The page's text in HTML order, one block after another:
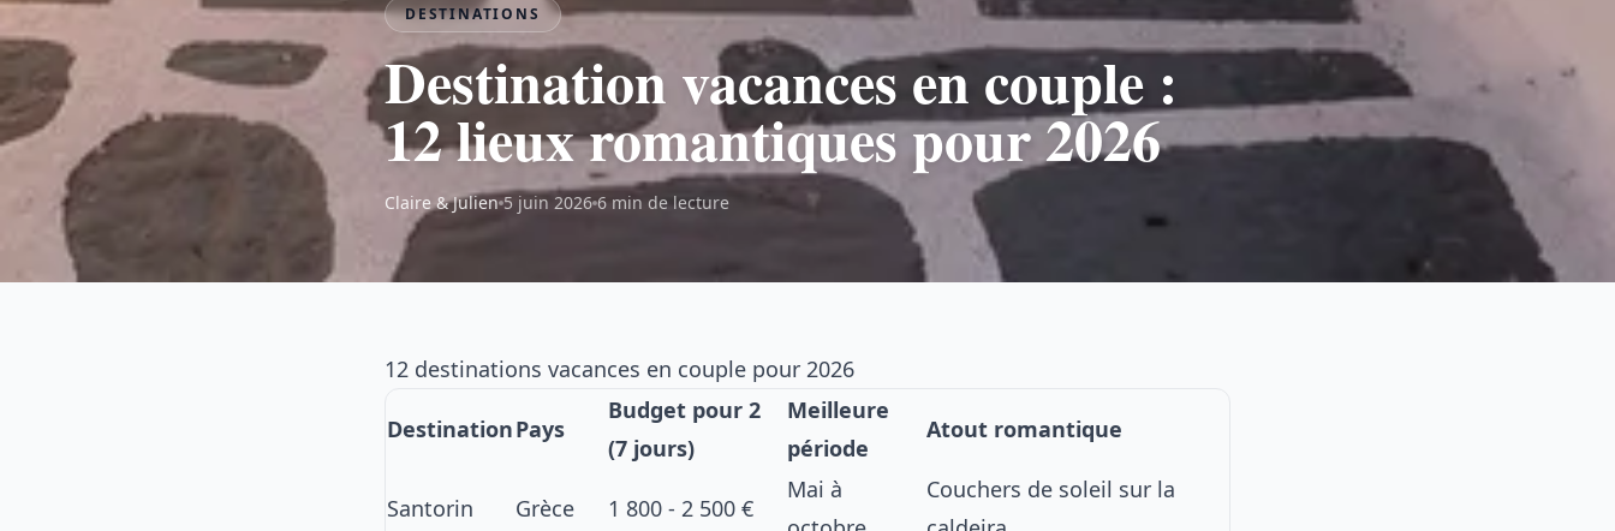
DESTINATIONS
Destination vacances en couple :
12 lieux romantiques pour 2026
Claire & Julien 5 juin 2026 6 min de lecture
12 destinations vacances en couple pour 2026
DestinationPays
Budget pour 2
(7 jours)
Meilleure
période
Atout romantique
Santorin Grèce 1 800 - 2 500 €
Mai à
Couchers de soleil sur la